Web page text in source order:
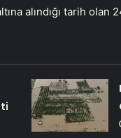
alındığı tarih olan